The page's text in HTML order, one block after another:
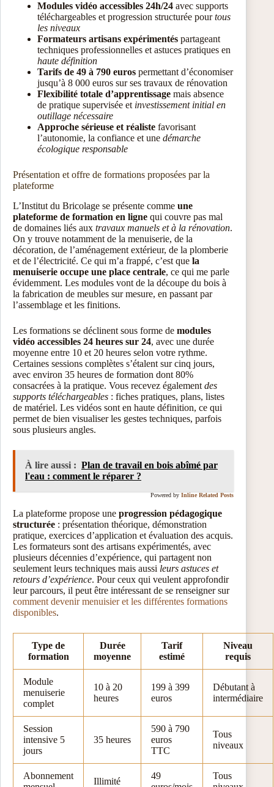
Modules vidéo accessibles 24h/24 avec supports
téléchargeables et progression structurée pourtous
les niveaux
Formateurs artisans expérimentés partageant
techniques professionnelles et astuces pratiques en
haute définition
Tarifs de 49 à 790 euros permettant d’économiser
jusqu’à 8 000 euros sur ses travaux de rénovation
Flexibilité totale d’apprentissage mais absence
de pratique supervisée et investissement initial en
outillage nécessaire
Approche sérieuse et réaliste favorisant
l’autonomie, la confiance et une démarche
écologique responsable
Présentation et offre de formations proposées par la
plateforme
L’Institut du Bricolage se présente comme une
plateforme de formation en ligne qui couvre pas mal
de domaines liés aux travaux manuels et à la rénovation.
On y trouve notamment de la menuiserie, de la
décoration, de l’aménagement extérieur, de la plomberie
et de l’électricité. Ce qui m’a frappé, c’est que la
menuiserie occupe une place centrale, ce qui me parle
évidemment. Les modules vont de la découpe du bois à
la fabrication de meubles sur mesure, en passant par
l’assemblage et les finitions.
Les formations se déclinent sous forme de modules
vidéo accessibles 24 heures sur 24, avec une durée
moyenne entre 10 et 20 heures selon votre rythme.
Certaines sessions complètes s’étalent sur cinq jours,
avec environ 35 heures de formation dont 80%
consacrées à la pratique. Vous recevez également des
supports téléchargeables : fiches pratiques, plans, listes
de matériel. Les vidéos sont en haute définition, ce qui
permet de bien visualiser les gestes techniques, parfois
sous plusieurs angles.
À lire aussi : Plan de travail en bois abîmé par
l'eau : comment le réparer ?
Powered by Inline Related Posts
La plateforme propose une progression pédagogique
structurée : présentation théorique, démonstration
pratique, exercices d’application et évaluation des acquis.
Les formateurs sont des artisans expérimentés, avec
plusieurs décennies d’expérience, qui partagent non
seulement leurs techniques mais aussi leurs astuces et
retours d’expérience. Pour ceux qui veulent approfondir
leur parcours, il peut être intéressant de se renseigner sur
comment devenir menuisier et les différentes formations
disponibles.
Type de
formation
Durée
moyenne
Tarif
estimé
Niveau
requis
Module
menuiserie
complet
10 à 20
heures
199 à 399
euros
Débutant à
intermédiaire
Session
intensive 5
jours
35 heures
590 à 790
euros
TTC
Tous
niveaux
Abonnement
Illimité
49
Tous